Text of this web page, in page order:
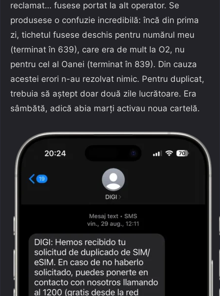
reclamat… fusese portat la alt operator. Se
produsese o confuzie incredibilă: încă din prima
zi, tichetul fusese deschis pentru numărul meu
(terminat în 639), care era de mult la O2, nu
pentru cel al Oanei (terminat în 839). Din cauza
acestei erori n-au rezolvat nimic. Pentru duplicat,
trebuia să aștept doar două zile lucrătoare. Era
sâmbătă, adică abia marți activau noua cartelă.